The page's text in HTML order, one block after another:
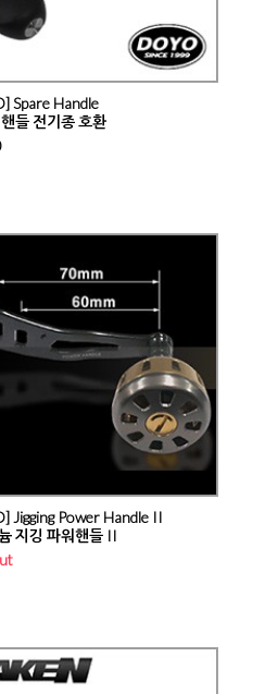
Spare Handle
들 전기종 호환
Jigging Power Handle II
지깅 파워핸들 II